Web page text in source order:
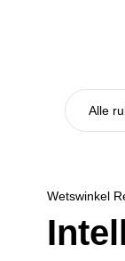
Alle
Wetswinkel